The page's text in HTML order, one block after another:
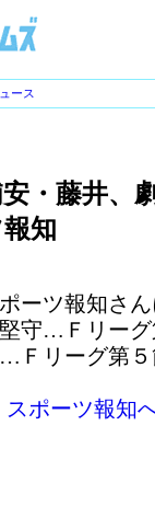
ース
・藤井、
知
ーツ報知さ
守…Ｆリーグ
Ｆリーグ第５
スポーツ報知